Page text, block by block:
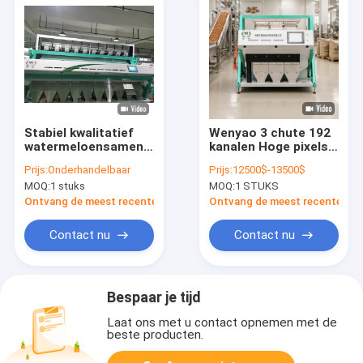
Stabiel kwalitatief
watermeloensamen
sorteermachine
Graan kleur
sorteermachine
Prijs:Onderhandelbaar
MOQ:1 stuks
Ontvang de meest recente Prijs
Contact nu
Wenyao 3 chute 192
kanalen Hoge pixels
Voor Tarwe Gerste
Kleur Sorteren
Machine
Prijs:12500$-13500$
MOQ:1 STUKS
Ontvang de meest recente
Contact nu
Bespaar je tijd
Laat ons met u contact opnemen met de
beste producten.